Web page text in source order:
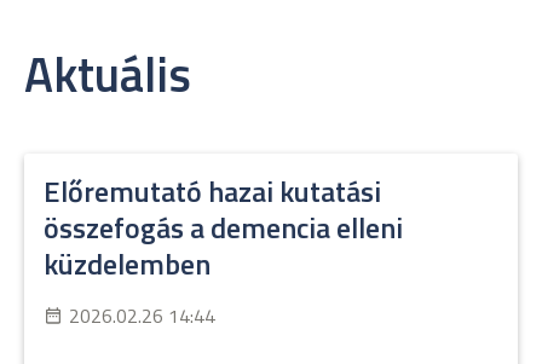
Aktuális
Előremutató hazai kutatási
összefogás a demencia elleni
küzdelemben
2026.02.26 14:44